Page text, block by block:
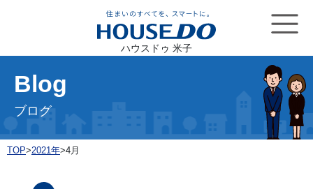
ハウスドゥ 米子
Blog
ブログ
TOP>2021年>4月